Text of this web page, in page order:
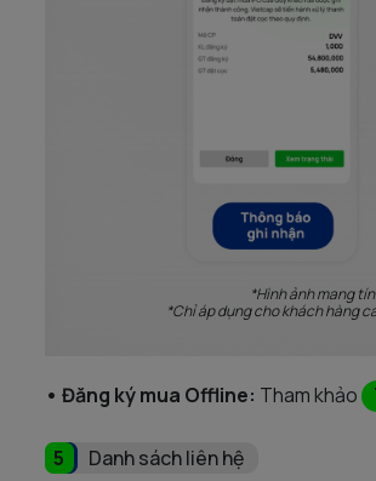
*Hình ảnh mang
*Chỉ áp dụng cho khách hàng
• Đăng ký mua Offline: Tham khảo
5 Danh sách liên hệ